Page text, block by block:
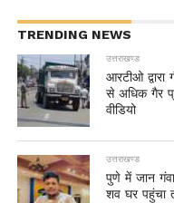
TRENDING NEWS
उत्तराखण्ड
आरटीओ द्वारा
से अधिक गैर
वीडियो
उत्तराखण्ड
पुणे में जान
शव घर पहुंचा